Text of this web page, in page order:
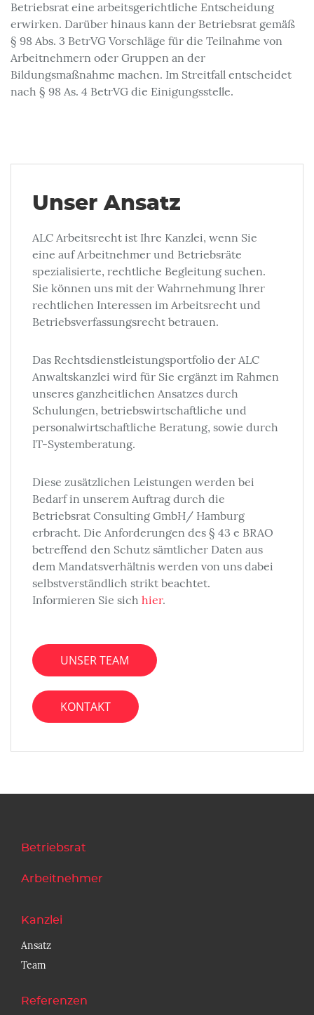
Betriebsrat eine arbeitsgerichtliche Entscheidung
erwirken. Darüber hinaus kann der Betriebsrat gemäß
§ 98 Abs. 3 BetrVG Vorschläge für die Teilnahme von
Arbeitnehmern oder Gruppen an der
Bildungsmaßnahme machen. Im Streitfall entscheidet
nach § 98 As. 4 BetrVG die Einigungsstelle.
Unser Ansatz
ALC Arbeitsrecht ist Ihre Kanzlei, wenn Sie
eine auf Arbeitnehmer und Betriebsräte
spezialisierte, rechtliche Begleitung suchen.
Sie können uns mit der Wahrnehmung Ihrer
rechtlichen Interessen im Arbeitsrecht und
Betriebsverfassungsrecht betrauen.
Das Rechtsdienstleistungsportfolio der ALC
Anwaltskanzlei wird für Sie ergänzt im Rahmen
unseres ganzheitlichen Ansatzes durch
Schulungen, betriebswirtschaftliche und
personalwirtschaftliche Beratung, sowie durch
IT-Systemberatung.
Diese zusätzlichen Leistungen werden bei
Bedarf in unserem Auftrag durch die
Betriebsrat Consulting GmbH/ Hamburg
erbracht. Die Anforderungen des § 43 e BRAO
betreffend den Schutz sämtlicher Daten aus
dem Mandatsverhältnis werden von uns dabei
selbstverständlich strikt beachtet.
Informieren Sie sich hier.
UNSER TEAM
KONTAKT
Betriebsrat
Arbeitnehmer
Kanzlei
Ansatz
Team
Referenzen